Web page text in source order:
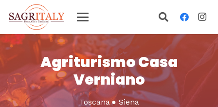
Agriturismo Casa
Verniano
Toscana● Siena